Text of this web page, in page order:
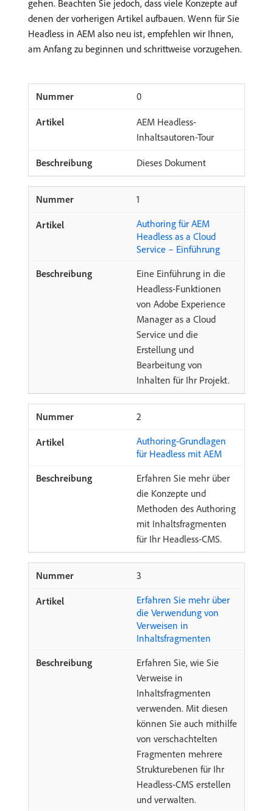
gehen. Beachten Sie jedoch, dass viele Konzepte auf
denen der vorherigen Artikel aufbauen. Wenn für Sie
Headless in AEM also neu ist, empfehlen wir Ihnen,
am Anfang zu beginnen und schrittweise vorzugehen.
0
AEM Headless-
Inhaltsautoren-Tour
Dieses Dokument
1
Authoring für AEM
Headless as a Cloud
Service – Einführung
Eine Einführung in die
Headless-Funktionen
von Adobe Experience
Manager as a Cloud
Service und die
Erstellung und
Bearbeitung von
Inhalten für Ihr Projekt.
2
Authoring-Grundlagen
für Headless mit AEM
Erfahren Sie mehr über
die Konzepte und
Methoden des Authoring
mit Inhaltsfragmenten
für Ihr Headless-CMS.
3
Erfahren Sie mehr über
die Verwendung von
Verweisen in
Inhaltsfragmenten
Erfahren Sie, wie Sie
Verweise in
Inhaltsfragmenten
verwenden. Mit diesen
können Sie auch mithilfe
von verschachtelten
Fragmenten mehrere
Strukturebenen für Ihr
Headless-CMS erstellen
und verwalten.